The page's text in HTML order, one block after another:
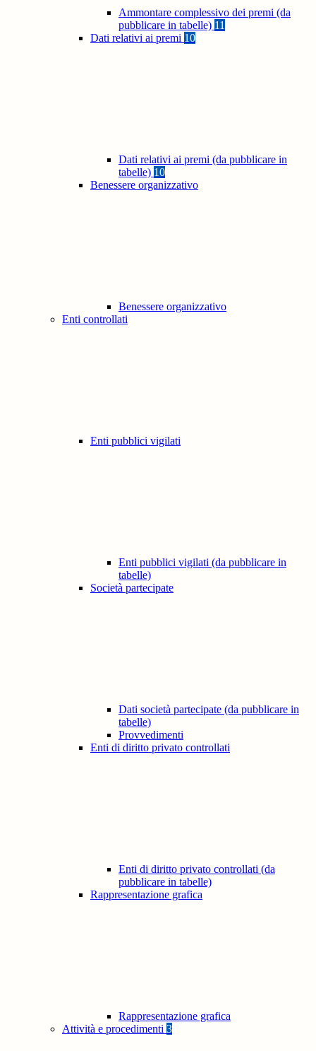
Ammontare complessivo dei premi (da
pubblicare in tabelle) 11
Dati relativi ai premi 10
Dati relativi ai premi (da pubblicare in
tabelle) 10
Benessere organizzativo
Benessere organizzativo
Enti controllati
Enti pubblici vigilati
Enti pubblici vigilati (da pubblicare in
tabelle)
Società partecipate
Dati società partecipate (da pubblicare in
tabelle)
Provvedimenti
Enti di diritto privato controllati
Enti di diritto privato controllati (da
pubblicare in tabelle)
Rappresentazione grafica
Rappresentazione grafica
Attività e procedimenti 3